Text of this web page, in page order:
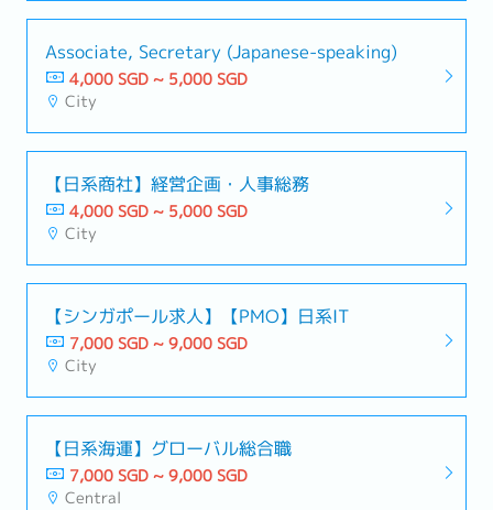
Associate, Secretary (Japanese-speaking)
4,000 SGD ~ 5,000 SGD
City
【日系商社】経営企画・人事総務
4,000 SGD ~ 5,000 SGD
City
【シンガポール求人】【PMO】日系IT
7,000 SGD ~ 9,000 SGD
City
【日系海運】グローバル総合職
7,000 SGD ~ 9,000 SGD
Central